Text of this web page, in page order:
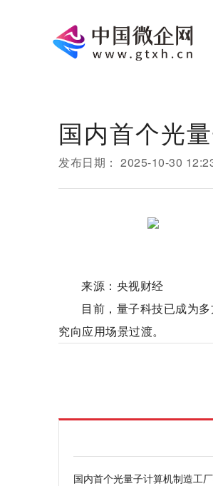
国内首个光
发布日期： 2025-10-30
来源：央视财经
目前，量子科技已成为
究向应用场景过渡。
国内首个光量子计算机制造工